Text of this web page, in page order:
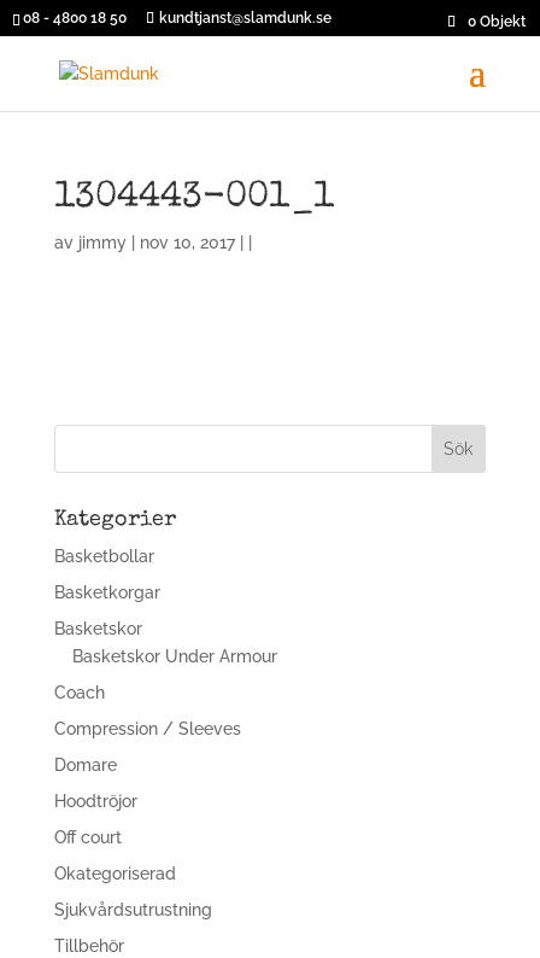
08 - 4800 18 50 kundtjanst@slamdunk.se 0 Objekt
1304443-001_1
av jimmy| nov 10, 2017 | |
Kategorier
Basketbollar
Basketkorgar
Basketskor
Basketskor Under Armour
Coach
Compression / Sleeves
Domare
Hoodtröjor
Off court
Okategoriserad
Sjukvårdsutrustning
Tillbehör